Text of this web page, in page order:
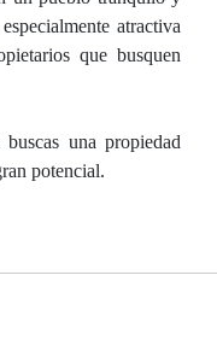
atractiva
que busquen
una propiedad
potencial.